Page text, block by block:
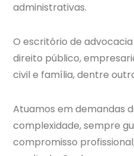
administrativas.
O escritório de
direito público,
civil e família, dentre
Atuamos em demandas
complexidade, sempre
compromisso